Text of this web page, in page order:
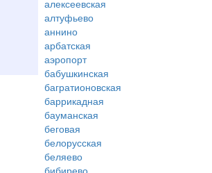
алексеевская
алтуфьево
аннино
арбатская
аэропорт
бабушкинская
багратионовская
баррикадная
бауманская
беговая
белорусская
беляево
бибирево